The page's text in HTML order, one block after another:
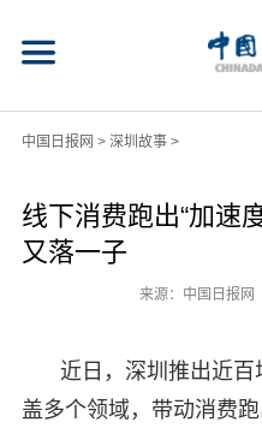
中国日报网 > 深圳故事>
线下消费跑出“加速
又落一子
来源：中国日报网
近日，深圳推出近
盖多个领域，带动消费